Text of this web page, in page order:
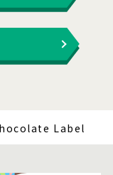
Label